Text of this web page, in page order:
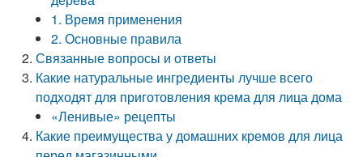
1. Время применения
2. Основные правила
Связанные вопросы и ответы
Какие натуральные ингредиенты лучше всего
подходят для приготовления крема для лица дома
«Ленивые» рецепты
Какие преимущества у домашних кремов для лица